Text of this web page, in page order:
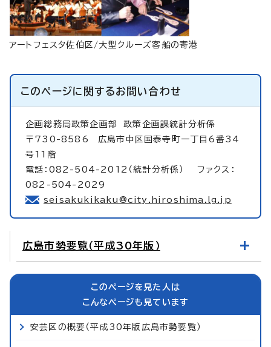
アートフェスタ佐伯区/大型クルーズ客船の寄港
このページに関するお問い合わせ
企画総務局政策企画部政策企画課統計分析係
〒730-8586 広島市中区国泰寺町一丁目6番34
号11階
電話：082-504-2012（統計分析係） ファクス：
082-504-2029
seisakukikaku@city.hiroshima.lg.jp
広島市勢要覧（平成30年版）
このページを見た人は
こんなページも見ています
安芸区の概要（平成30年版広島市勢要覧）